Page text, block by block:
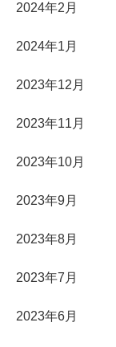
2024年2月
2024年1月
2023年12月
2023年11月
2023年10月
2023年9月
2023年8月
2023年7月
2023年6月